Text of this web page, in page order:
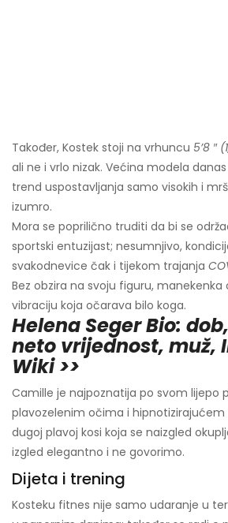
Također, Kostek stoji na vrhuncu 5’8 ″
ali ne i vrlo nizak. Većina modela
trend uspostavljanja samo visokih i
izumro.
Mora se poprilično truditi da bi se
sportski entuzijast; nesumnjivo,
svakodnevice čak i tijekom trajanja
Bez obzira na svoju figuru, manekenka
vibraciju koja očarava bilo koga.
Helena Seger Bio:
neto vrijednost, muž,
Wiki >>
Camille je najpoznatija po svom lijepo
plavozelenim očima i hipnotizirajućem
dugoj plavoj kosi koja se naizgled
izgled elegantno i ne govorimo.
Dijeta i trening
Kosteku fitnes nije samo udaranje u